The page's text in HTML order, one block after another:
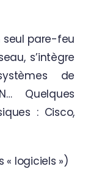
seul pare-feu
s’intègre
de
Quelques
: Cisco,
« logiciels »)